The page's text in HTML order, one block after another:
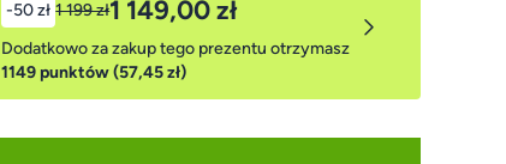
-50 zł 1 199 zł1 149,00 zł
Dodatkowo za zakup tego prezentu otrzymasz
1149 punktów (57,45 zł)